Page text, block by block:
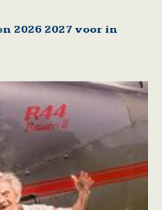
2026 2027 voor in